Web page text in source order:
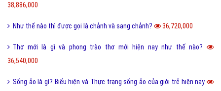
38,886,000
Như thế nào thì được gọi là chảnh và sang chảnh? 36,720,000
Thơ mới là gì và phong trào thơ mới hiện nay như thế nào?
36,540,000
Sống ảo là gì? Biểu hiện và Thực trạng sống ảo của giới trẻ hiện nay